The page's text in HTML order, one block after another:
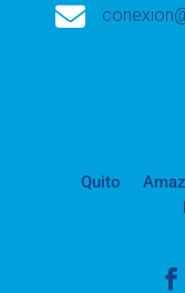

Quito